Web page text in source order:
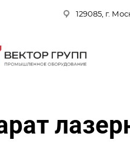
129085, г.